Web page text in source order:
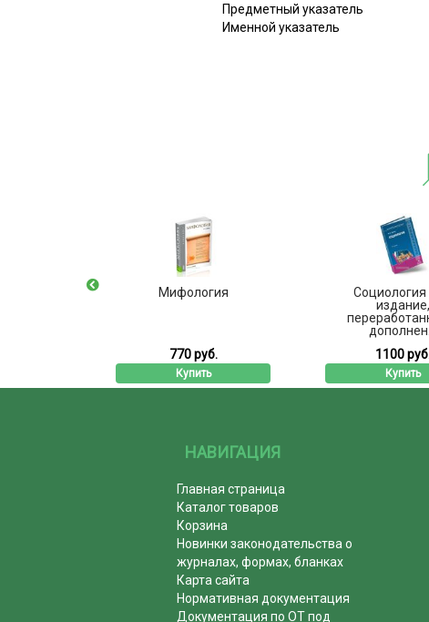
Предметный указатель
Именной указатель
Мифология
770 руб.
Купить
Социология
издание,
дополнен...
1100
Купить
НАВИГАЦИЯ
Главная страница
Каталог товаров
Корзина
Новинки законодательства о
журналах, формах, бланках
Карта сайта
Нормативная документация
Документация по ОТ под